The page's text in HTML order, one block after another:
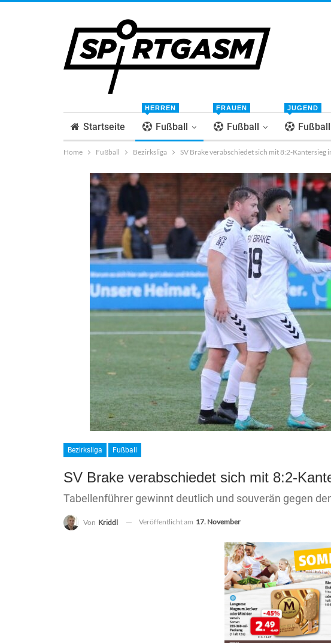
Startseite Fußball
HERREN
Fußball
FRAUEN
Fußball
JUGEND
Home Fußball Bezirksliga SV Brake verabschiedet sich mit 8:2-Kantersieg
Bezirksliga Fußball
SV Brake verabschiedet sich mit 8:2-
Tabellenführer gewinnt deutlich und souverän gegen
Von Kriddl Veröffentlicht am 17. November